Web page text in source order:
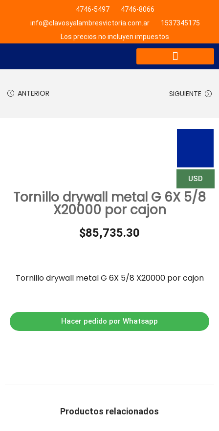
4746-5497
4746-8066
info@clavosyalambresvictoria.com.ar
1537345175
Los precios no incluyen impuestos
USD
ANTERIOR SIGUIENTE
Tornillo drywall metal G 6X 5/8
X20000 por cajon
$85,735.30
Tornillo drywall metal G 6X 5/8 X20000 por cajon
Hacer pedido por Whatsapp
Productos relacionados